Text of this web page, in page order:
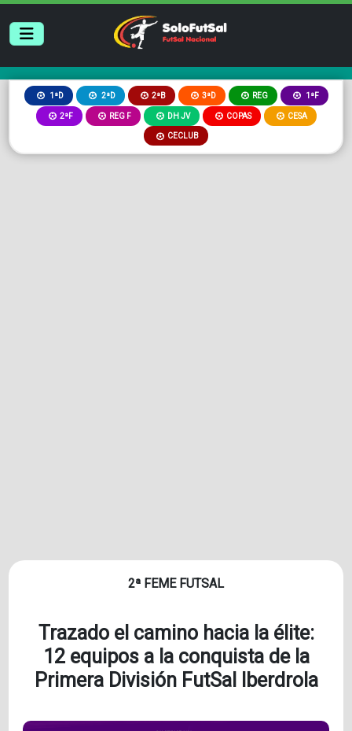
1ªD 2ªD 2ªB 3ªD REG 1ªF
2ªF REG F DH JV COPAS CESA
CECLUB
2ª FEME FUTSAL
Trazado el camino hacia la élite:
12 equipos a la conquista de la
Primera División FutSal Iberdrola